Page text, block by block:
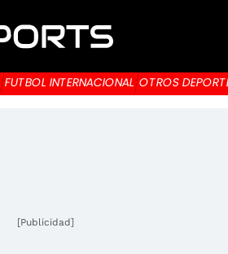
FUTBOL INTERNACIONAL OTROS
[Publicidad]